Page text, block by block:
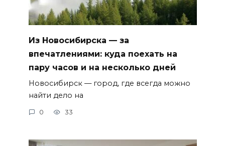
Из Новосибирска — за
впечатлениями: куда поехать на
пару часов и на несколько дней
Новосибирск — город, где всегда можно
найти дело на
0 33